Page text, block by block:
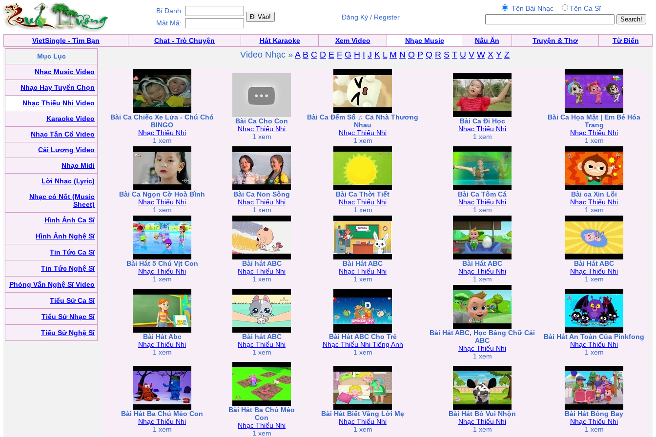
Bí Danh:
Mật Mã:
Đăng Ký / Register
Tên Bài Nhạc Tên Ca Sĩ
VietSingle - Tìm Bạn Chat - Trò Chuyện Hát Karaoke Xem Video Nhạc Music Nấu Ăn Truyện & Thơ
Từ Điển
Mục Lục
Nhạc Music Video
Nhạc Hay Tuyển Chọn
Nhạc Thiếu Nhi Video
Karaoke Video
Nhạc Tân Cổ Video
Cải Lương Video
Nhạc Midi
Lời Nhạc (Lyric)
Nhạc có Nốt (Music
Sheet)
Hình Ảnh Ca Sĩ
Hình Ảnh Nghệ Sĩ
Tin Tức Ca Sĩ
Tin Tức Nghệ Sĩ
Phỏng Vấn Nghệ Sĩ Video
Tiểu Sử Ca Sĩ
Tiểu Sử Nhạc Sĩ
Tiểu Sử Nghệ Sĩ
Video Nhạc » A B C D E F G H I J K L M N O P Q R S T U V W X Y Z
Bài Ca Chiếc Xe Lửa - Chú Chó
BINGO
Nhạc Thiếu Nhi
1 xem
Bài Ca Cho Con
Nhạc Thiếu Nhi
1 xem
Bài Ca Đếm Số ♫ Cả Nhà Thương
Nhau
Nhạc Thiếu Nhi
1 xem
Bài Ca Đi Học
Nhạc Thiếu Nhi
1 xem
Bài Ca Họa Mặt | Em Bé Hóa
Trang
Nhạc Thiếu Nhi
1 xem
Bài Ca Ngọn Cờ Hoà Bình
Nhạc Thiếu Nhi
1 xem
Bài Ca Non Sông
Nhạc Thiếu Nhi
1 xem
Bài Ca Thời Tiết
Nhạc Thiếu Nhi
1 xem
Bài Ca Tôm Cá
Nhạc Thiếu Nhi
1 xem
Bài ca Xin Lỗi
Nhạc Thiếu Nhi
1 xem
Bài Hát 5 Chú Vịt Con
Nhạc Thiếu Nhi
1 xem
Bài hát ABC
Nhạc Thiếu Nhi
1 xem
Bài Hát ABC
Nhạc Thiếu Nhi
1 xem
Bài Hát ABC
Nhạc Thiếu Nhi
1 xem
Bài Hát ABC
Nhạc Thiếu Nhi
1 xem
Bài Hát Abc
Nhạc Thiếu Nhi
1 xem
Bài hát ABC
Nhạc Thiếu Nhi
1 xem
Bài Hát ABC Cho Trẻ
Nhạc Thiếu Nhi Tiếng Anh
1 xem
Bài Hát ABC, Học Bảng Chữ Cái
ABC
Nhạc Thiếu Nhi
1 xem
Bài Hát An Toàn Của Pinkfong
Nhạc Thiếu Nhi
1 xem
Bài Hát Ba Chú Mèo Con
Nhạc Thiếu Nhi
1 xem
Bài Hát Ba Chú Mèo
Con
Nhạc Thiếu Nhi
1 xem
Bài Hát Biết Vâng Lời Mẹ
Nhạc Thiếu Nhi
1 xem
Bài Hát Bò Vui Nhộn
Nhạc Thiếu Nhi
1 xem
Bài Hát Bóng Bay
Nhạc Thiếu Nhi
1 xem